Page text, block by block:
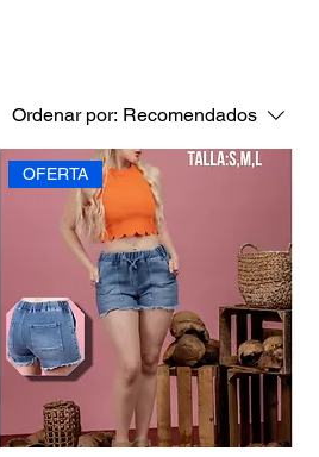
Ordenar por: Recomendados
OFERTA